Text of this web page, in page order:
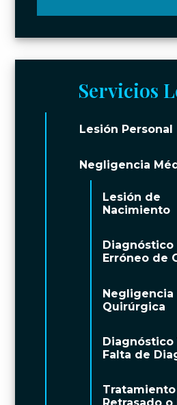
Servicios
Lesión Personal
Negligencia
Lesión de
Nacimiento
Diagnóstico
Erróneo de
Negligencia
Quirúrgica
Falta de